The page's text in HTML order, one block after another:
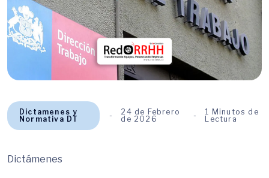
Dictamenes y
Normativa DT
24 de Febrero
de 2026
1 Minutos de
Lectura
Dictámenes